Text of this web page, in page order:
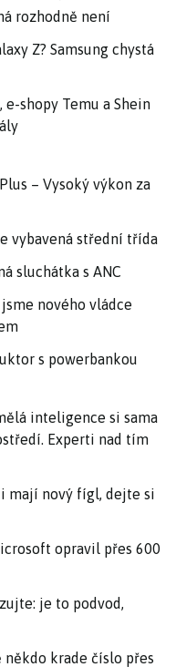
rozhodně není
Z? Samsung chystá
e-shopy Temu a Shein
– Vysoký výkon za
vybavená střední třída
sluchátka s ANC
nového vládce
s powerbankou
inteligence si sama
Experti nad tím
mají nový fígl, dejte si
opravil přes 600
je to podvod,
někdo krade číslo přes